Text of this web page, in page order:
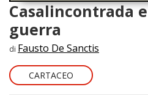
Casalincontrada
guerra
di Fausto De Sanctis
CARTACEO